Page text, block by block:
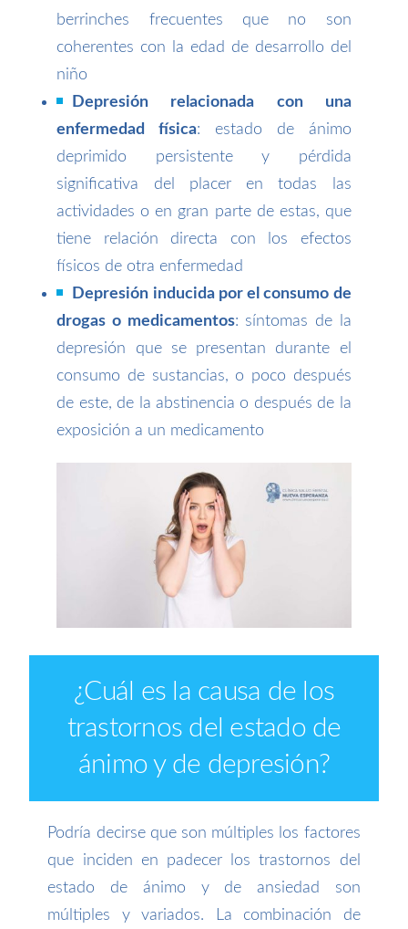
berrinches frecuentes que no son
coherentes con la edad de desarrollo del
niño
Depresión relacionada con una
enfermedad física: estado de ánimo
deprimido persistente y pérdida
significativa del placer en todas las
actividades o en gran parte de estas, que
tiene relación directa con los efectos
físicos de otra enfermedad
Depresión inducida por el consumo de
drogas o medicamentos: síntomas de la
depresión que se presentan durante el
consumo de sustancias, o poco después
de este, de la abstinencia o después de la
exposición a un medicamento
¿Cuál es la causa de los
trastornos del estado de
ánimo y de depresión?
Podría decirse que son múltiples los factores
que inciden en padecer los trastornos del
estado de ánimo y de ansiedad son
múltiples y variados. La combinación de